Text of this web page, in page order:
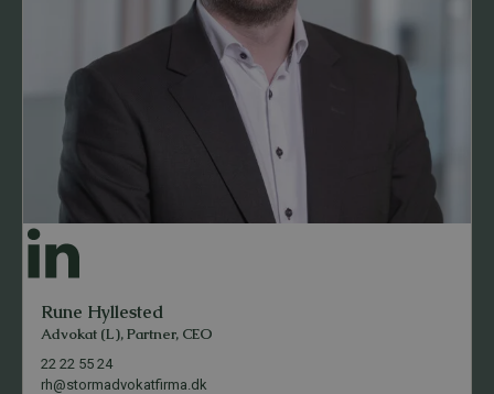
Rune Hyllested
Advokat (L), Partner, CEO
22 22 55 24
rh@stormadvokatfirma.dk